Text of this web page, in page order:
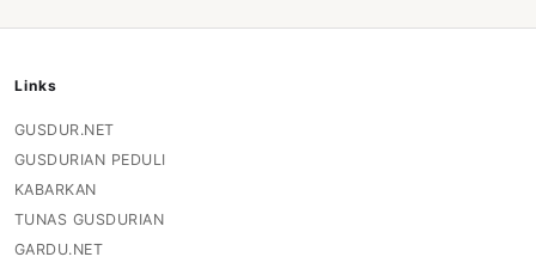
Links
GUSDUR.NET
GUSDURIAN PEDULI
KABARKAN
TUNAS GUSDURIAN
GARDU.NET